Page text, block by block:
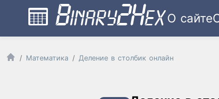
О сайте
Математика Деление в столбик онлайн